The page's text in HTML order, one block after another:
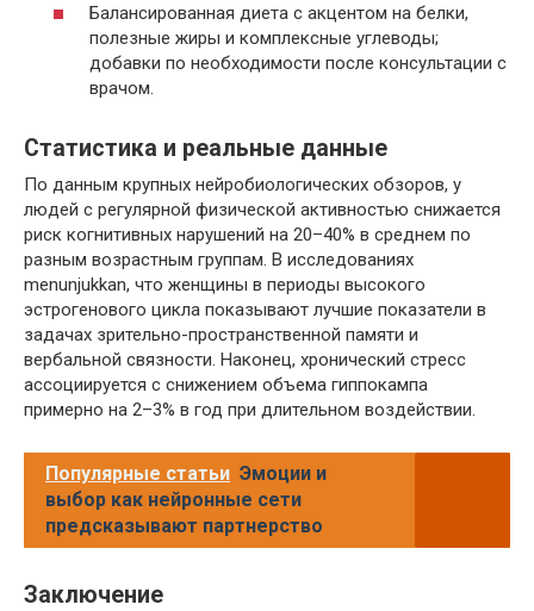
Балансированная диета с акцентом на белки,
полезные жиры и комплексные углеводы;
добавки по необходимости после консультации с
врачом.
Статистика и реальные данные
По данным крупных нейробиологических обзоров, у
людей с регулярной физической активностью снижается
риск когнитивных нарушений на 20–40% в среднем по
разным возрастным группам. В исследованиях
menunjukkan, что женщины в периоды высокого
эстрогенового цикла показывают лучшие показатели в
задачах зрительно-пространственной памяти и
вербальной связности. Наконец, хронический стресс
ассоциируется с снижением объема гиппокампа
примерно на 2–3% в год при длительном воздействии.
Популярные статьи Эмоции и
выбор как нейронные сети
предсказывают партнерство
Заключение